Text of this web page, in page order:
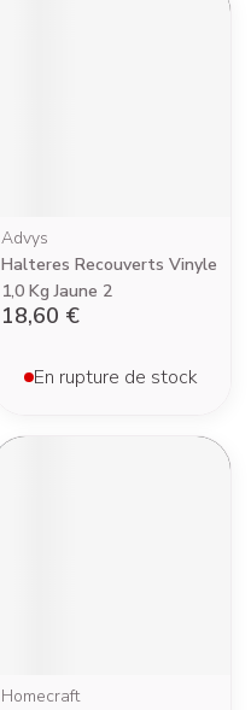
Advys
Halteres Recouverts Vinyle
1,0 Kg Jaune 2
18,60 €
En rupture de stock
Homecraft